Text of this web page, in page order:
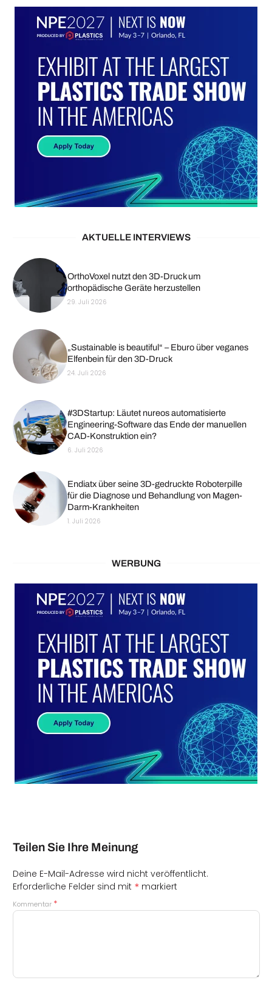
AKTUELLE INTERVIEWS
OrthoVoxel nutzt den 3D-Druck um
orthopädische Geräte herzustellen
29. Juli 2026
„Sustainable is beautiful“ – Eburo über veganes
Elfenbein für den 3D-Druck
24. Juli 2026
#3DStartup: Läutet nureos automatisierte
Engineering-Software das Ende der manuellen
CAD-Konstruktion ein?
6. Juli 2026
Endiatx über seine 3D-gedruckte Roboterpille
für die Diagnose und Behandlung von Magen-
Darm-Krankheiten
1. Juli 2026
WERBUNG
Teilen Sie Ihre Meinung
Deine E-Mail-Adresse wird nicht veröffentlicht.
Erforderliche Felder sind mit * markiert
Kommentar *